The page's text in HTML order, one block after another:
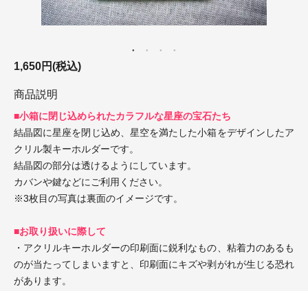
1,650円(税込)
商品説明
■小箱に閉じ込められたカラフルな星座の宝石たち
結晶図に星座を閉じ込め、星空を満たした小箱をデザインしたア
クリル製キーホルダーです。
結晶図の部分は透けるようにしています。
カバンや鍵などにご利用ください。
※3枚目の写真は裏面のイメージです。
■お取り扱いに際して
・アクリルキーホルダーの印刷面に鋭利なもの、粘着力のあるも
のが当たってしまいますと、印刷面にキズや剥がれが生じる恐れ
があります。